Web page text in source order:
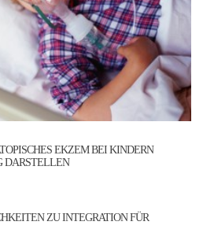
EKZEM BEI KINDERN
DARSTELLEN
ZU INTEGRATION FÜR